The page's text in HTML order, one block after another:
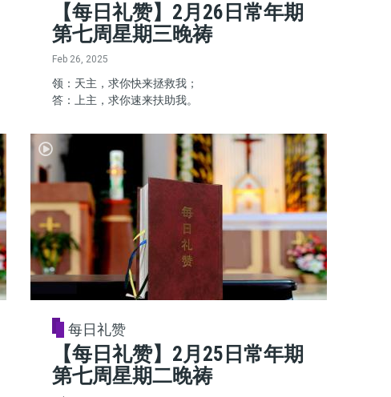
【每日礼赞】2月26日常年期
第七周星期三晚祷
Feb 26, 2025
领：天主，求你快来拯救我；
答：上主，求你速来扶助我。
每日礼赞
【每日礼赞】2月25日常年期
第七周星期二晚祷